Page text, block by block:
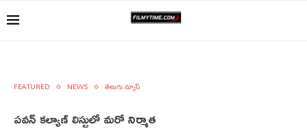
FEATURED NEWS తెలుగు న్యూస్
పవన్ కల్యాణ్ లిస్టులో మరో నిర్మాత